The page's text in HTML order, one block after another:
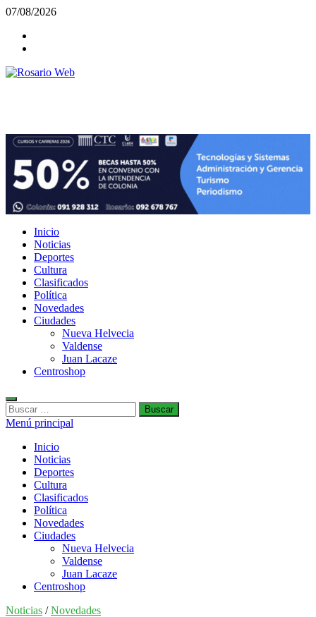
Saltar
contenido
07/08/2026
Inicio
Noticias
Deportes
Cultura
Clasificados
Política
Novedades
Ciudades
Nueva Helvecia
Valdense
Juan Lacaze
Centroshop
Buscar:
Menú principal
Inicio
Noticias
Deportes
Cultura
Clasificados
Política
Novedades
Ciudades
Nueva Helvecia
Valdense
Juan Lacaze
Centroshop
Noticias /Novedades